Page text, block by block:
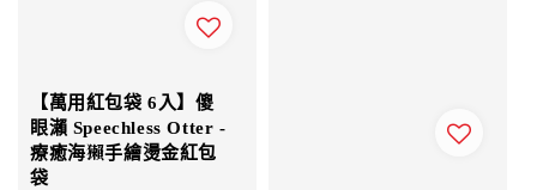
【萬用紅包袋 6入】傻
眼瀨 Speechless Otter -
療癒海獺手繪燙金紅包
袋